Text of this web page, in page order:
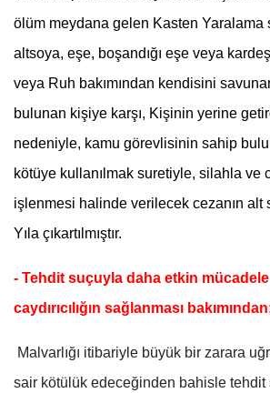
ölüm meydana gelen Kasten Yaralama
altsoya, eşe, boşandığı eşe veya
veya Ruh bakımından kendisini
bulunan kişiye karşı, Kişinin yerine
nedeniyle, kamu görevlisinin sahip
kötüye kullanılmak suretiyle, silahla ve
işlenmesi halinde verilecek cezanın alt
Yıla çıkartılmıştır.
- Tehdit suçuyla daha etkin
caydırıcılığın sağlanması
Malvarlığı itibariyle büyük bir zarara
sair kötülük edeceğinden bahisle